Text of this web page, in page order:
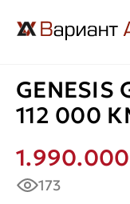
GENESIS
112 000
173